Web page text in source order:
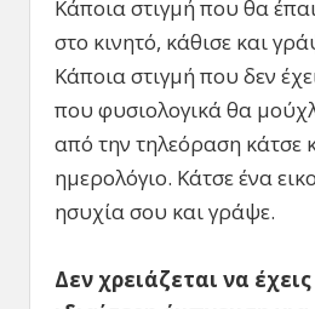
Κάποια στιγμή που θα
στο κινητό, κάθισε και
Κάποια στιγμή που δεν
που φυσιολογικά θα
από την τηλεόραση κάτσε
ημερολόγιο. Κάτσε ένα
ησυχία σου και γράψε.
Δεν χρειάζεται να